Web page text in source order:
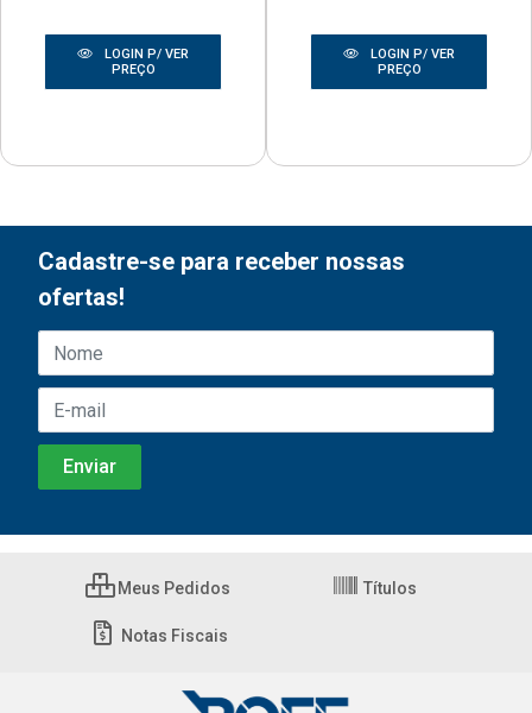
LOGIN P/ VER
PREÇO
LOGIN P/ VER
PREÇO
Cadastre-se para receber nossas
ofertas!
Meus Pedidos Títulos
Notas Fiscais